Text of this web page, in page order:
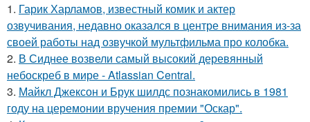
1. Гарик Харламов, известный комик и актер
озвучивания, недавно оказался в центре внимания из-за
своей работы над озвучкой мультфильма про колобка.
2. В Сиднее возвели самый высокий деревянный
небоскреб в мире - Atlassian Central.
3. Майкл Джексон и Брук шилдс познакомились в 1981
году на церемонии вручения премии "Оскар".